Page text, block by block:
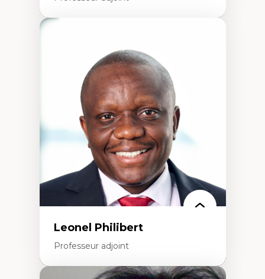
Études du jeu vidéo
Fouille de textes
Études postcoloniales
Études critiques des médias
Analyse de données
Études japonaises
Mondialisation
Traduction et localisation
Intelligence artificielle et communication
humain-machine
Leonel Philibert
Professeur adjoint